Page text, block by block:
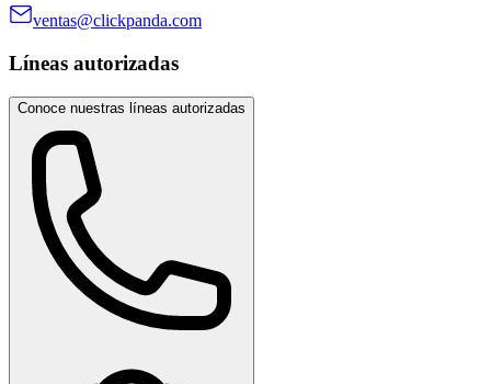
ventas@clickpanda.com
Líneas autorizadas
Conoce nuestras líneas autorizadas